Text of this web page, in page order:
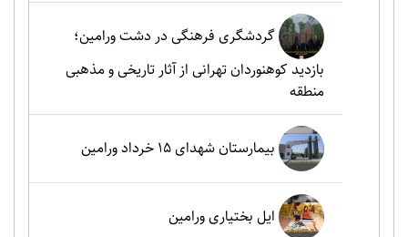
گردشگری فرهنگی در دشت ورامین؛
بازدید کوهنوردان تهرانی از آثار تاریخی و مذهبی
منطقه
بیمارستان شهدای 15 خرداد ورامین
ایل بختیاری ورامین